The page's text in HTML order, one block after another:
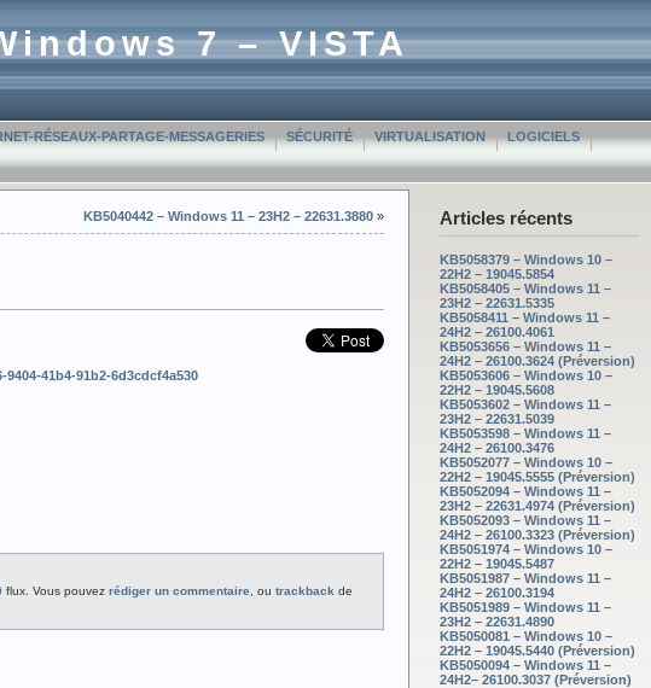
7 – VISTA
RÉSEAUX-PARTAGE-MESSAGERIES SÉCURITÉ VIRTUALISATION LOGICIELS
Articles récents
KB5058379 – Windows 10 –
22H2 – 19045.5854
KB5058405 – Windows 11 –
23H2 – 22631.5335
KB5058411 – Windows 11 –
24H2 – 26100.4061
KB5053656 – Windows 11 –
24H2 – 26100.3624 (Préversion)
KB5053606 – Windows 10 –
22H2 – 19045.5608
KB5053602 – Windows 11 –
23H2 – 22631.5039
KB5053598 – Windows 11 –
24H2 – 26100.3476
KB5052077 – Windows 10 –
22H2 – 19045.5555 (Préversion)
KB5052094 – Windows 11 –
23H2 – 22631.4974 (Préversion)
KB5052093 – Windows 11 –
24H2 – 26100.3323 (Préversion)
KB5051974 – Windows 10 –
22H2 – 19045.5487
KB5051987 – Windows 11 –
24H2 – 26100.3194
KB5051989 – Windows 11 –
23H2 – 22631.4890
KB5050081 – Windows 10 –
22H2 – 19045.5440 (Préversion)
KB5050094 – Windows 11 –
24H2– 26100.3037 (Préversion)
KB5040442 – Windows 11 – 23H2 – 22631.3880 »
41b4-91b2-6d3cdcf4a530
flux. Vous pouvez rédiger un commentaire , ou trackback de